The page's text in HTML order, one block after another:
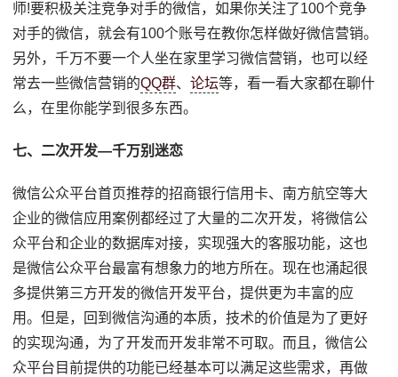
师!要积极关注竞争对手的微信，如果你关注了100个竞争
对手的微信，就会有100个账号在教你怎样做好微信营销。
另外，千万不要一个人坐在家里学习微信营销，也可以经
常去一些微信营销的QQ群、论坛等，看一看大家都在聊什
么，在里你能学到很多东西。
七、二次开发—千万别迷恋
微信公众平台首页推荐的招商银行信用卡、南方航空等大
企业的微信应用案例都经过了大量的二次开发，将微信公
众平台和企业的数据库对接，实现强大的客服功能，这也
是微信公众平台最富有想象力的地方所在。现在也涌起很
多提供第三方开发的微信开发平台，提供更为丰富的应
用。但是，回到微信沟通的本质，技术的价值是为了更好
的实现沟通，为了开发而开发非常不可取。而且，微信公
众平台目前提供的功能已经基本可以满足这些需求，再做